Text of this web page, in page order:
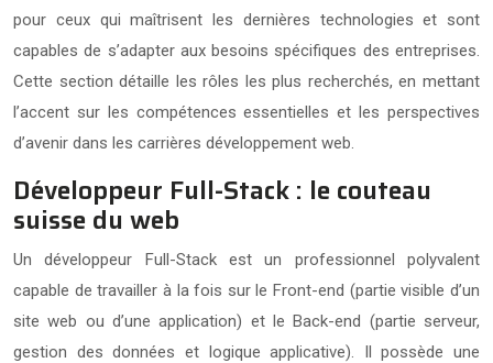
pour ceux qui maîtrisent les dernières technologies et sont
capables de s’adapter aux besoins spécifiques des entreprises.
Cette section détaille les rôles les plus recherchés, en mettant
l’accent sur les compétences essentielles et les perspectives
d’avenir dans les carrières développement web.
Développeur Full-Stack : le couteau
suisse du web
Un développeur Full-Stack est un professionnel polyvalent
capable de travailler à la fois sur le Front-end (partie visible d’un
site web ou d’une application) et le Back-end (partie serveur,
gestion des données et logique applicative). Il possède une